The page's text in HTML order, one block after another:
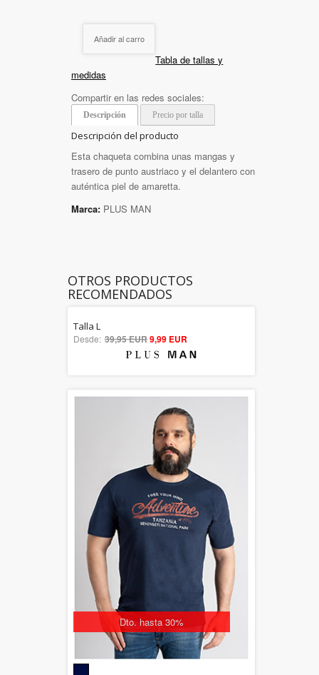
Añadir al carro
Tabla de tallas y
medidas
Compartir en las redes sociales:
Descripción Precio por talla
Descripción del producto
Esta chaqueta combina unas mangas y
trasero de punto austriaco y el delantero con
auténtica piel de amaretta.
Marca: PLUS MAN
OTROS PRODUCTOS
RECOMENDADOS
5.00
out of 5
Talla L
Desde: 39,95 EUR9,99 EUR
Dto. hasta 30%